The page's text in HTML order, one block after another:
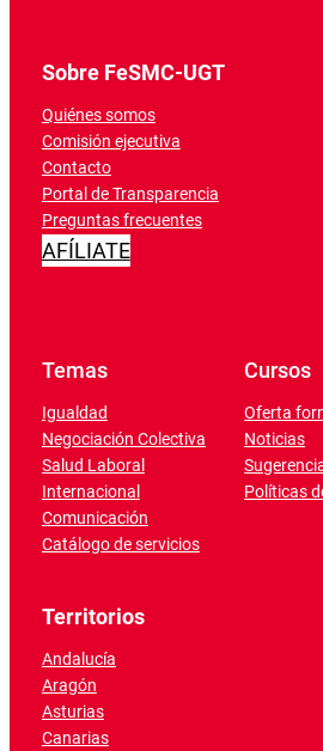
Sobre FeSMC-UGT
Quiénes somos
Comisión ejecutiva
Contacto
Portal de Transparencia
Preguntas frecuentes
AFÍLIATE
Temas
Igualdad
Negociación Colectiva
Salud Laboral
Internacional
Comunicación
Catálogo de servicios
Cursos
Oferta
Noticias
Políticas
Territorios
Andalucía
Aragón
Asturias
Canarias